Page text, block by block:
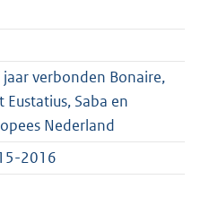
verbonden Bonaire,
Eustatius, Saba en
Nederland
2016